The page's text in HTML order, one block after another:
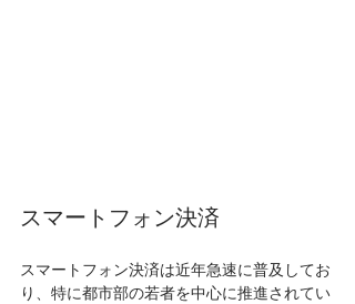
スマートフォン決済
スマートフォン決済は近年急速に普及してお
り、特に都市部の若者を中心に推進されてい